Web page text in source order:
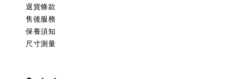
退貨條款
售後服務
保養須知
尺寸測量